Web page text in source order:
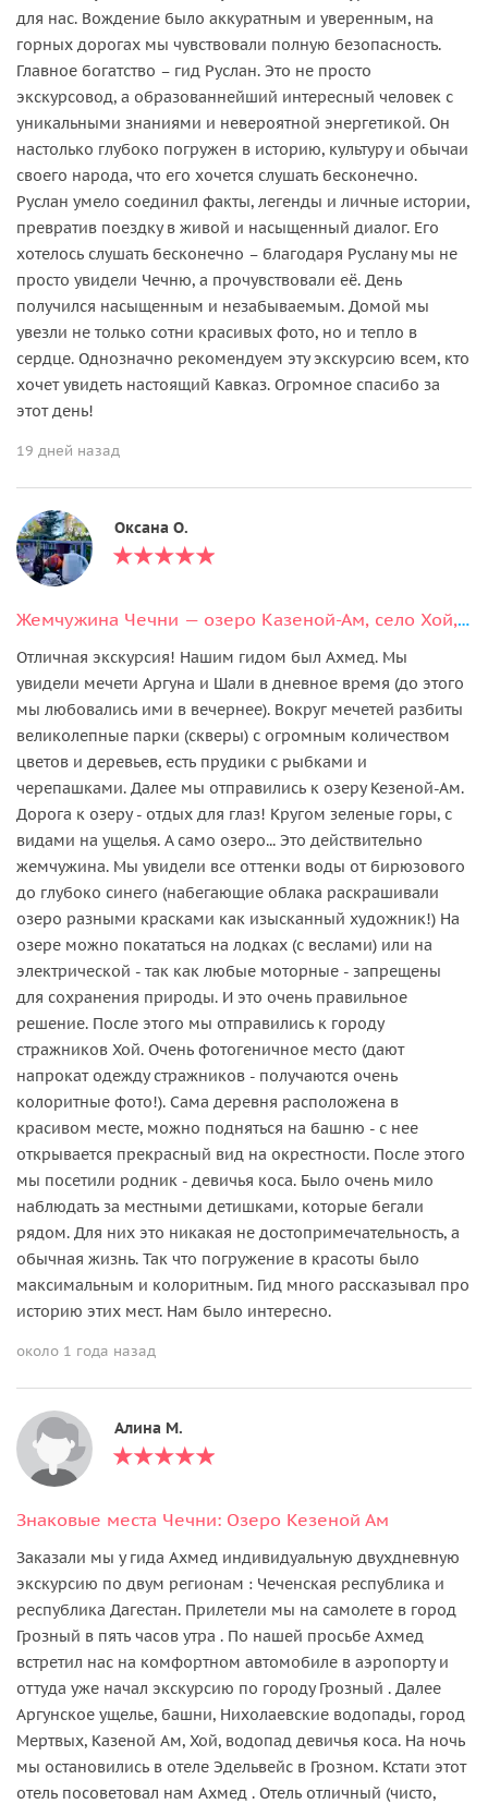
для нас. Вождение было аккуратным и уверенным, на
горных дорогах мы чувствовали полную безопасность.
Главное богатство – гид Руслан. Это не просто
экскурсовод, а образованнейший интересный человек с
уникальными знаниями и невероятной энергетикой. Он
настолько глубоко погружен в историю, культуру и обычаи
своего народа, что его хочется слушать бесконечно.
Руслан умело соединил факты, легенды и личные истории,
превратив поездку в живой и насыщенный диалог. Его
хотелось слушать бесконечно – благодаря Руслану мы не
просто увидели Чечню, а прочувствовали её. День
получился насыщенным и незабываемым. Домой мы
увезли не только сотни красивых фото, но и тепло в
сердце. Однозначно рекомендуем эту экскурсию всем, кто
хочет увидеть настоящий Кавказ. Огромное спасибо за
этот день!
19 дней назад
Оксана О.
Жемчужина Чечни — озеро Казеной-Ам, село Хой, мечети городов - Аргун, Шали
Отличная экскурсия! Нашим гидом был Ахмед. Мы
увидели мечети Аргуна и Шали в дневное время (до этого
мы любовались ими в вечернее). Вокруг мечетей разбиты
великолепные парки (скверы) с огромным количеством
цветов и деревьев, есть прудики с рыбками и
черепашками. Далее мы отправились к озеру Кезеной-Ам.
Дорога к озеру - отдых для глаз! Кругом зеленые горы, с
видами на ущелья. А само озеро... Это действительно
жемчужина. Мы увидели все оттенки воды от бирюзового
до глубоко синего (набегающие облака раскрашивали
озеро разными красками как изысканный художник!) На
озере можно покататься на лодках (с веслами) или на
электрической - так как любые моторные - запрещены
для сохранения природы. И это очень правильное
решение. После этого мы отправились к городу
стражников Хой. Очень фотогеничное место (дают
напрокат одежду стражников - получаются очень
колоритные фото!). Сама деревня расположена в
красивом месте, можно подняться на башню - с нее
открывается прекрасный вид на окрестности. После этого
мы посетили родник - девичья коса. Было очень мило
наблюдать за местными детишками, которые бегали
рядом. Для них это никакая не достопримечательность, а
обычная жизнь. Так что погружение в красоты было
максимальным и колоритным. Гид много рассказывал про
историю этих мест. Нам было интересно.
около 1 года назад
Алина М.
Знаковые места Чечни: Озеро Кезеной Ам
Заказали мы у гида Ахмед индивидуальную двухдневную
экскурсию по двум регионам : Чеченская республика и
республика Дагестан. Прилетели мы на самолете в город
Грозный в пять часов утра . По нашей просьбе Ахмед
встретил нас на комфортном автомобиле в аэропорту и
оттуда уже начал экскурсию по городу Грозный . Далее
Аргунское ущелье, башни, Нихолаевские водопады, город
Мертвых, Казеной Ам, Хой, водопад девичья коса. На ночь
мы остановились в отеле Эдельвейс в Грозном. Кстати этот
отель посоветовал нам Ахмед . Отель отличный (чисто,